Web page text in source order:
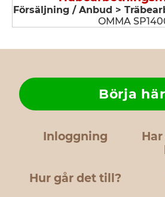
Försäljning / Anbud >
OMMA
Inloggning
Hur går det till?
Börja